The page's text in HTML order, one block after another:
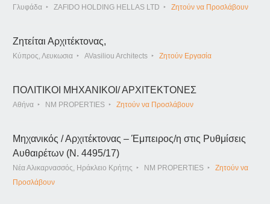
Γλυφάδα ZAFIDO HOLDING HELLAS LTD Ζητούν να Προσλάβουν
Ζητείται Αρχιτέκτονας,
Κύπρος, Λευκωσια AVasiliou Architects Ζητούν Εργασία
ΠΟΛΙΤΙΚΟΙ ΜΗΧΑΝΙΚΟΙ/ ΑΡΧΙΤΕΚΤΟΝΕΣ
Αθήνα NM PROPERTIES Ζητούν να Προσλάβουν
Μηχανικός / Αρχιτέκτονας – Έμπειρος/η στις Ρυθμίσεις
Αυθαιρέτων (Ν. 4495/17)
Νέα Αλικαρνασσός, Ηράκλειο Κρήτης NM PROPERTIES
Ζητούν να
Προσλάβουν